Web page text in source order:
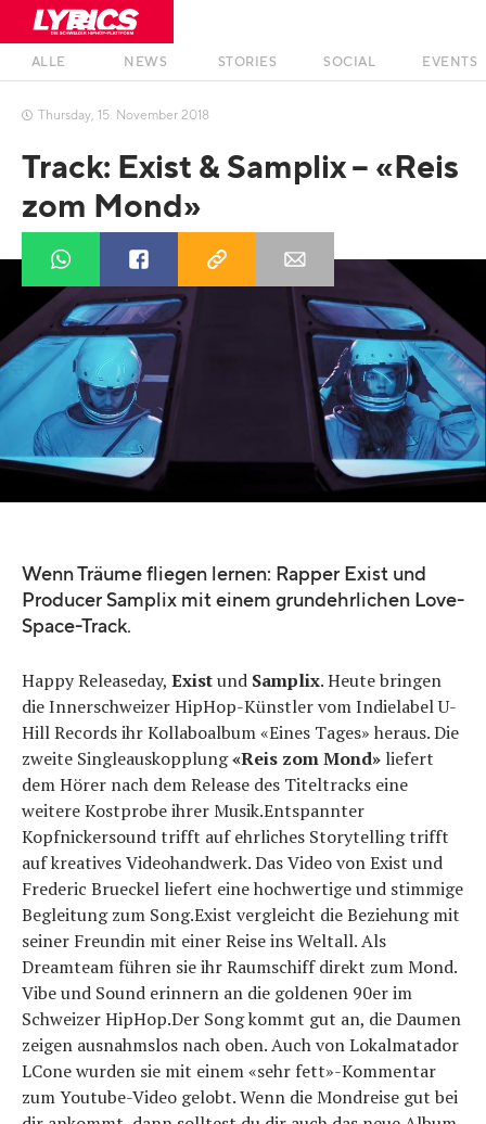
ALLE NEWS STORIES SOCIAL EVENTS
 Thursday, 15. November 2018
Track: Exist & Samplix – «Reis
zom Mond»
Wenn Träume fliegen lernen: Rapper Exist und
Producer Samplix mit einem grundehrlichen Love-
Space-Track.
Happy Releaseday, Existund Samplix. Heute bringen
die Innerschweizer HipHop-Künstler vom Indielabel U-
Hill Records ihr Kollaboalbum «Eines Tages» heraus. Die
zweite Singleauskopplung«Reis zom Mond» liefert
dem Hörer nach dem Release des Titeltracks eine
weitere Kostprobe ihrer Musik.Entspannter
Kopfnickersound trifft auf ehrliches Storytelling trifft
auf kreatives Videohandwerk. Das Video von Exist und
Frederic Brueckel liefert eine hochwertige und stimmige
Begleitung zum Song.Exist vergleicht die Beziehung mit
seiner Freundin mit einer Reise ins Weltall. Als
Dreamteam führen sie ihr Raumschiff direkt zum Mond.
Vibe und Sound erinnern an die goldenen 90er im
Schweizer HipHop.Der Song kommt gut an, die Daumen
zeigen ausnahmslos nach oben. Auch von Lokalmatador
LCone wurden sie mit einem «sehr fett»-Kommentar
zum Youtube-Video gelobt. Wenn die Mondreise gut bei